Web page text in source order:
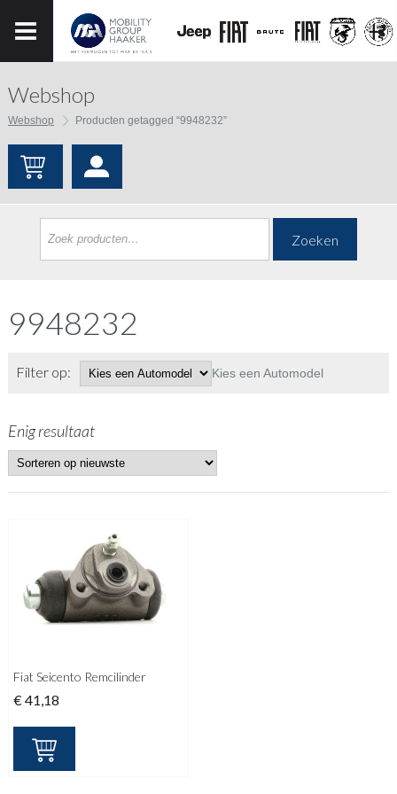
Webshop
Webshop Producten getagged “9948232”
Zoeken
9948232
Filter op: Kies een Automodel
Enig resultaat
Fiat Seicento Remcilinder
€41,18